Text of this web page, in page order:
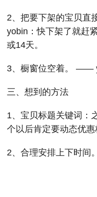
2、把要下架的宝贝
yobin：快下架了就赶
或14天。
3、橱窗位空着。 ——
三、想到的方法
1、宝贝标题关键词：
个以后肯定要动态优惠
2、合理安排上下时间。